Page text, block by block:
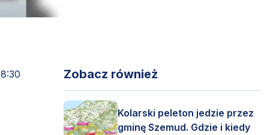
Zobacz również
Kolarski peleton jedzie przez
gminę Szemud. Gdzie i kiedy